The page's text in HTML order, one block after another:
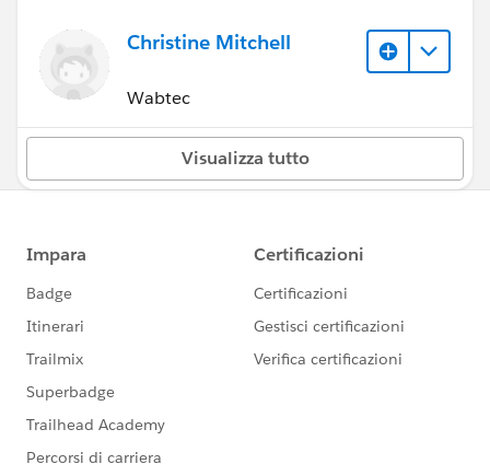
Christine Mitchell
Wabtec
Visualizza tutto